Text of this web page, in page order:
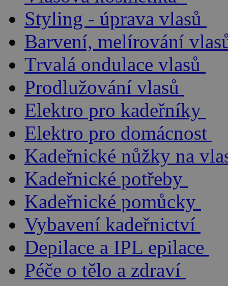
Styling - úprava vlasů
Barvení, melírování
Trvalá ondulace vlasů
Prodlužování vlasů
Elektro pro kadeřníky
Elektro pro domácnost
Kadeřnické nůžky na
Kadeřnické potřeby
Kadeřnické pomůcky
Vybavení kadeřnictví
Depilace a IPL epilace
Péče o tělo a zdraví